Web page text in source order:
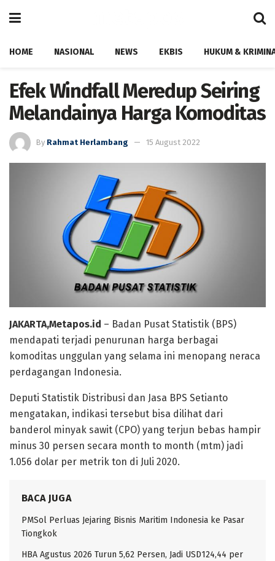
HOME NASIONAL NEWS EKBIS HUKUM &
Efek Windfall Meredup Seiring
Melandainya Harga Komoditas
By Rahmat Herlambang 15 August 2022
JAKARTA,Metapos.id – Badan Pusat Statistik (BPS)
mendapati terjadi penurunan harga berbagai
komoditas unggulan yang selama ini menopang neraca
perdagangan Indonesia.
Deputi Statistik Distribusi dan Jasa BPS Setianto
mengatakan, indikasi tersebut bisa dilihat dari
banderol minyak sawit (CPO) yang terjun bebas hampir
minus 30 persen secara month to month (mtm) jadi
1.056 dolar per metrik ton di Juli 2020.
BACA JUGA
PMSol Perluas Jejaring Bisnis Maritim Indonesia ke Pasar
Tiongkok
HBA Agustus 2026 Turun 5,62 Persen, Jadi USD124,44 per